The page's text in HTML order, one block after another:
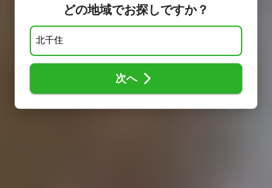
どの地域でお探しですか？
次へ